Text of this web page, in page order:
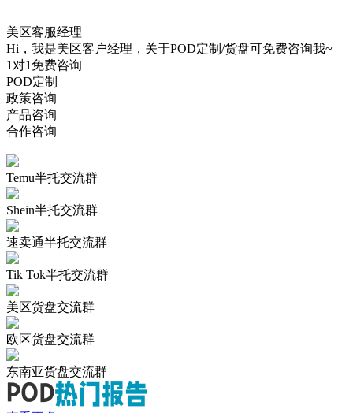
美区客服经理
Hi，我是美区客户经理，关于POD定制/货盘可免费咨询我~
1对1免费咨询
POD定制
政策咨询
产品咨询
合作咨询
Temu半托交流群
Shein半托交流群
速卖通半托交流群
Tik Tok半托交流群
美区货盘交流群
欧区货盘交流群
东南亚货盘交流群